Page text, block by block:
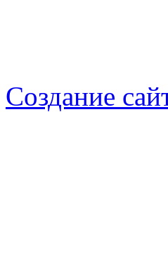
Создание